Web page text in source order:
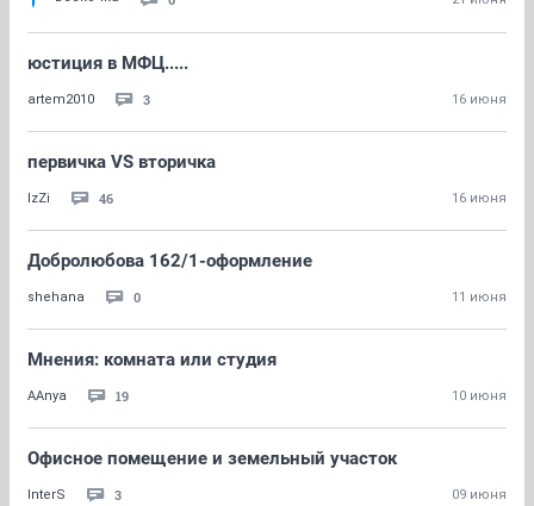
юстиция в МФЦ.....
artem2010 3 16 июня
первичка VS вторичка
IzZi 46 16 июня
Добролюбова 162/1-оформление
shehana 0 11 июня
Мнения: комната или студия
AAnya 19 10 июня
Офисное помещение и земельный участок
InterS 3 09 июня